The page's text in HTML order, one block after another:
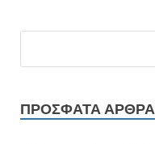
ΠΡΌΣΦΑΤΑ ΆΡΘΡΑ